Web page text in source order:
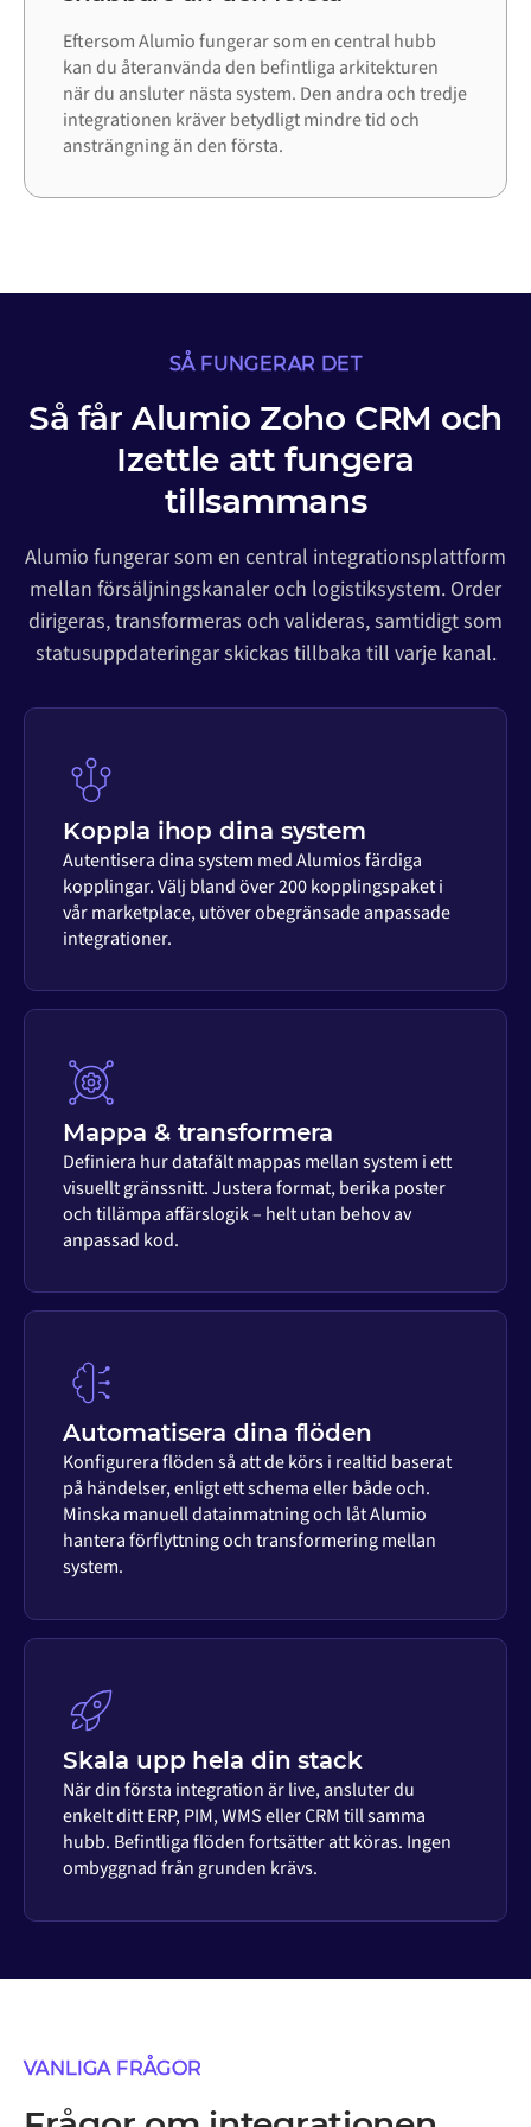
Eftersom Alumio fungerar som en central hubb
kan du återanvända den befintliga arkitekturen
när du ansluter nästa system. Den andra och tredje
integrationen kräver betydligt mindre tid och
ansträngning än den första.
SÅ FUNGERAR DET
Så får Alumio Zoho CRM och
Izettle att fungera
tillsammans
Alumio fungerar som en central integrationsplattform
mellan försäljningskanaler och logistiksystem. Order
dirigeras, transformeras och valideras, samtidigt som
statusuppdateringar skickas tillbaka till varje kanal.
Koppla ihop dina system
Autentisera dina system med Alumios färdiga
kopplingar. Välj bland över 200 kopplingspaket i
vår marketplace, utöver obegränsade anpassade
integrationer.
Mappa & transformera
Definiera hur datafält mappas mellan system i ett
visuellt gränssnitt. Justera format, berika poster
och tillämpa affärslogik – helt utan behov av
anpassad kod.
Automatisera dina flöden
Konfigurera flöden så att de körs i realtid baserat
på händelser, enligt ett schema eller både och.
Minska manuell datainmatning och låt Alumio
hantera förflyttning och transformering mellan
system.
Skala upp hela din stack
När din första integration är live, ansluter du
enkelt ditt ERP, PIM, WMS eller CRM till samma
hubb. Befintliga flöden fortsätter att köras. Ingen
ombyggnad från grunden krävs.
VANLIGA FRÅGOR